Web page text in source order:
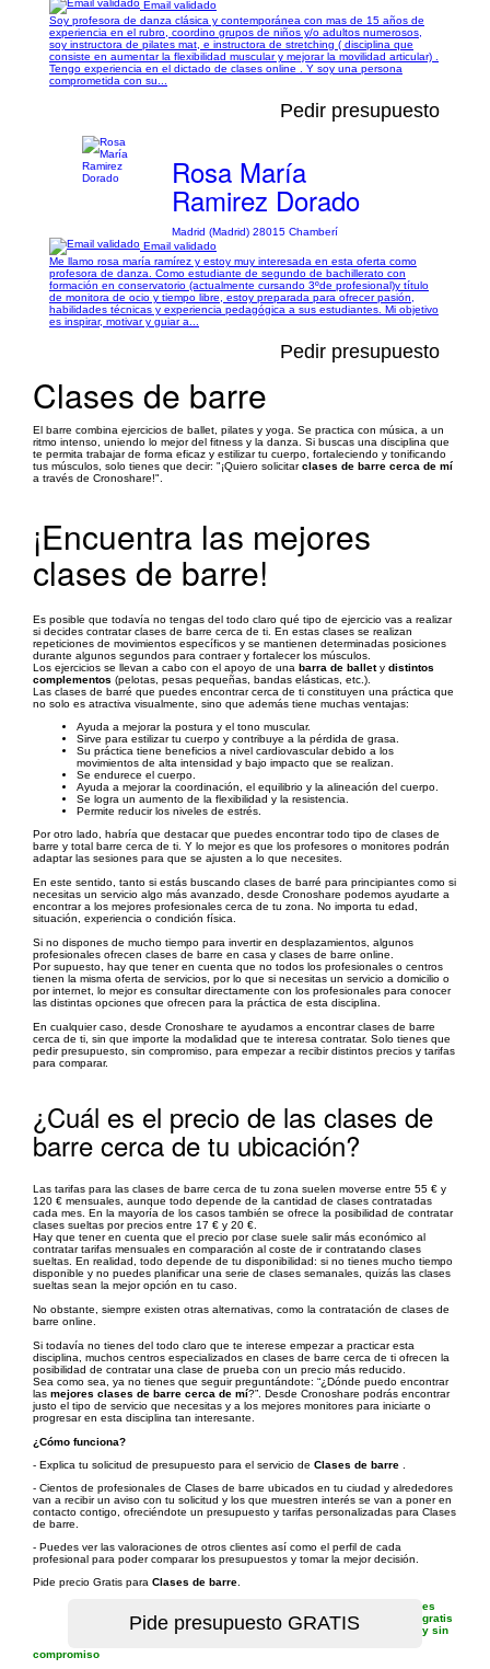
Email validado
Soy profesora de danza clásica y contemporánea con mas de 15 años de
experiencia en el rubro, coordino grupos de niños y/o adultos numerosos,
soy instructora de pilates mat, e instructora de stretching ( disciplina que
consiste en aumentar la flexibilidad muscular y mejorar la movilidad articular) .
Tengo experiencia en el dictado de clases online . Y soy una persona
comprometida con su...
Pedir presupuesto
Rosa María
Ramirez Dorado
Madrid (Madrid) 28015 Chamberí
Email validado
Me llamo rosa maría ramírez y estoy muy interesada en esta oferta como
profesora de danza. Como estudiante de segundo de bachillerato con
formación en conservatorio (actualmente cursando 3ºde profesional)y título
de monitora de ocio y tiempo libre, estoy preparada para ofrecer pasión,
habilidades técnicas y experiencia pedagógica a sus estudiantes. Mi objetivo
es inspirar, motivar y guiar a...
Pedir presupuesto
Clases de barre
El barre combina ejercicios de ballet, pilates y yoga. Se practica con música, a un
ritmo intenso, uniendo lo mejor del fitness y la danza. Si buscas una disciplina que
te permita trabajar de forma eficaz y estilizar tu cuerpo, fortaleciendo y tonificando
tus músculos, solo tienes que decir: "¡Quiero solicitarclases de barre cerca de mí
a través de Cronoshare!".
¡Encuentra las mejores
clases de barre!
Es posible que todavía no tengas del todo claro qué tipo de ejercicio vas a realizar
si decides contratar clases de barre cerca de ti. En estas clases se realizan
repeticiones de movimientos específicos y se mantienen determinadas posiciones
durante algunos segundos para contraer y fortalecer los músculos.
Los ejercicios se llevan a cabo con el apoyo de una barra de ballety distintos
complementos (pelotas, pesas pequeñas, bandas elásticas, etc.).
Las clases de barré que puedes encontrar cerca de ti constituyen una práctica que
no solo es atractiva visualmente, sino que además tiene muchas ventajas:
Ayuda a mejorar la postura y el tono muscular.
Sirve para estilizar tu cuerpo y contribuye a la pérdida de grasa.
Su práctica tiene beneficios a nivel cardiovascular debido a los
movimientos de alta intensidad y bajo impacto que se realizan.
Se endurece el cuerpo.
Ayuda a mejorar la coordinación, el equilibrio y la alineación del cuerpo.
Se logra un aumento de la flexibilidad y la resistencia.
Permite reducir los niveles de estrés.
Por otro lado, habría que destacar que puedes encontrar todo tipo de clases de
barre y total barre cerca de ti. Y lo mejor es que los profesores o monitores podrán
adaptar las sesiones para que se ajusten a lo que necesites.
En este sentido, tanto si estás buscando clases de barré para principiantes como si
necesitas un servicio algo más avanzado, desde Cronoshare podemos ayudarte a
encontrar a los mejores profesionales cerca de tu zona. No importa tu edad,
situación, experiencia o condición física.
Si no dispones de mucho tiempo para invertir en desplazamientos, algunos
profesionales ofrecen clases de barre en casa y clases de barre online.
Por supuesto, hay que tener en cuenta que no todos los profesionales o centros
tienen la misma oferta de servicios, por lo que si necesitas un servicio a domicilio o
por internet, lo mejor es consultar directamente con los profesionales para conocer
las distintas opciones que ofrecen para la práctica de esta disciplina.
En cualquier caso, desde Cronoshare te ayudamos a encontrar clases de barre
cerca de ti, sin que importe la modalidad que te interesa contratar. Solo tienes que
pedir presupuesto, sin compromiso, para empezar a recibir distintos precios y tarifas
para comparar.
¿Cuál es el precio de las clases de
barre cerca de tu ubicación?
Las tarifas para las clases de barre cerca de tu zona suelen moverse entre 55 € y
120 € mensuales, aunque todo depende de la cantidad de clases contratadas
cada mes. En la mayoría de los casos también se ofrece la posibilidad de contratar
clases sueltas por precios entre 17 € y 20 €.
Hay que tener en cuenta que el precio por clase suele salir más económico al
contratar tarifas mensuales en comparación al coste de ir contratando clases
sueltas. En realidad, todo depende de tu disponibilidad: si no tienes mucho tiempo
disponible y no puedes planificar una serie de clases semanales, quizás las clases
sueltas sean la mejor opción en tu caso.
No obstante, siempre existen otras alternativas, como la contratación de clases de
barre online.
Si todavía no tienes del todo claro que te interese empezar a practicar esta
disciplina, muchos centros especializados en clases de barre cerca de ti ofrecen la
posibilidad de contratar una clase de prueba con un precio más reducido.
Sea como sea, ya no tienes que seguir preguntándote: “¿Dónde puedo encontrar
las mejores clases de barre cerca de mí?”. Desde Cronoshare podrás encontrar
justo el tipo de servicio que necesitas y a los mejores monitores para iniciarte o
progresar en esta disciplina tan interesante.
¿Cómo funciona?
- Explica tu solicitud de presupuesto para el servicio de Clases de barre
- Cientos de profesionales de Clases de barre ubicados en tu ciudad y alrededores
van a recibir un aviso con tu solicitud y los que muestren interés se van a poner en
contacto contigo, ofreciéndote un presupuesto y tarifas personalizadas para Clases
de barre.
- Puedes ver las valoraciones de otros clientes así como el perfil de cada
profesional para poder comparar los presupuestos y tomar la mejor decisión.
Pide precio Gratis para Clases de barre
es
gratis
y sin
compromiso